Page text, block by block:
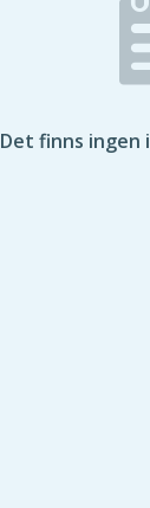
Det finns